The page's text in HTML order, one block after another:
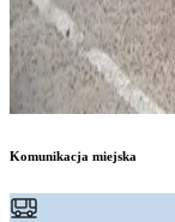
Komunikacja miejska